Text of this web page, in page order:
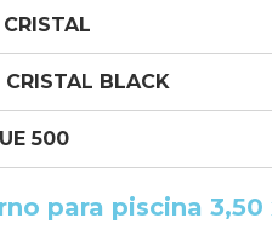
BLACK
500
para piscina 3,50